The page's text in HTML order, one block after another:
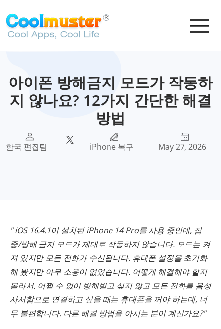
아이폰 방해금지 모드가 작동하
지 않나요? 12가지 간단한 해결
방법
한국 편집팀 iPhone 복구 May 27, 2026
" iOS 16.4.1이 설치된 iPhone 14 Pro를 사용 중인데, 집
중/방해 금지 모드가 제대로 작동하지 않습니다. 모드는 켜
져 있지만 모든 전화가 수신됩니다. 휴대폰 설정을 초기화
해 봤지만 아무 소용이 없었습니다. 어떻게 해결해야 할지
몰라서, 어쩔 수 없이 방해받고 싶지 않고 모든 전화를 음성
사서함으로 연결하고 싶을 때는 휴대폰을 꺼야 하는데, 너
무 불편합니다. 다른 해결 방법을 아시는 분이 계신가요?"